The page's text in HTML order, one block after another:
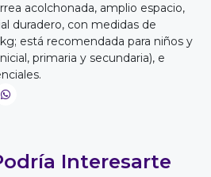
acolchonada, amplio espacio,
duradero, con medidas de
está recomendada para niños y
primaria y secundaria), e
Interesarte